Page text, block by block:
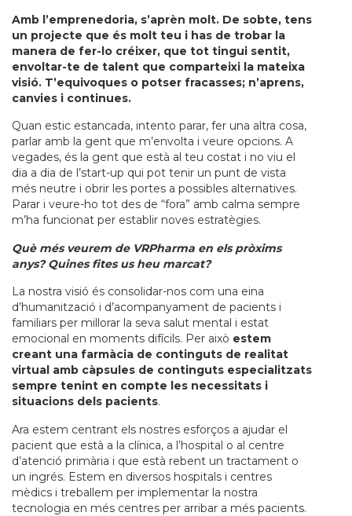
Amb l’emprenedoria, s’aprèn molt. De sobte, tens
un projecte que és molt teu i has de trobar la
manera de fer-lo créixer, que tot tingui sentit,
envoltar-te de talent que comparteixi la mateixa
visió. T’equivoques o potser fracasses; n’aprens,
canvies i continues.
Quan estic estancada, intento parar, fer una altra cosa,
parlar amb la gent que m’envolta i veure opcions. A
vegades, és la gent que està al teu costat i no viu el
dia a dia de l’start-up qui pot tenir un punt de vista
més neutre i obrir les portes a possibles alternatives.
Parar i veure-ho tot des de “fora” amb calma sempre
m’ha funcionat per establir noves estratègies.
Què més veurem de VRPharma en els pròxims
anys? Quines fites us heu marcat?
La nostra visió és consolidar-nos com una eina
d’humanització i d’acompanyament de pacients i
familiars per millorar la seva salut mental i estat
emocional en moments difícils. Per això estem
creant una farmàcia de continguts de realitat
virtual amb càpsules de continguts especialitzats
sempre tenint en compte les necessitats i
situacions dels pacients.
Ara estem centrant els nostres esforços a ajudar el
pacient que està a la clínica, a l’hospital o al centre
d’atenció primària i que està rebent un tractament o
un ingrés. Estem en diversos hospitals i centres
mèdics i treballem per implementar la nostra
tecnologia en més centres per arribar a més pacients.